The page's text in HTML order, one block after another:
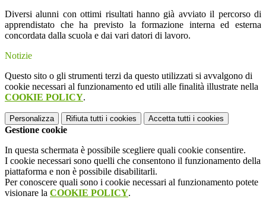
Diversi alunni con ottimi risultati hanno già avviato il percorso di
apprendistato che ha previsto la formazione interna ed esterna
concordata dalla scuola e dai vari datori di lavoro.
Notizie
Questo sito o gli strumenti terzi da questo utilizzati si avvalgono di
cookie necessari al funzionamento ed utili alle finalità illustrate nella
COOKIE POLICY.
Personalizza Rifiuta tutti i cookies Accetta tutti i cookies
Gestione cookie
In questa schermata è possibile scegliere quali cookie consentire.
I cookie necessari sono quelli che consentono il funzionamento della
piattaforma e non è possibile disabilitarli.
Per conoscere quali sono i cookie necessari al funzionamento potete
visionare la COOKIE POLICY.